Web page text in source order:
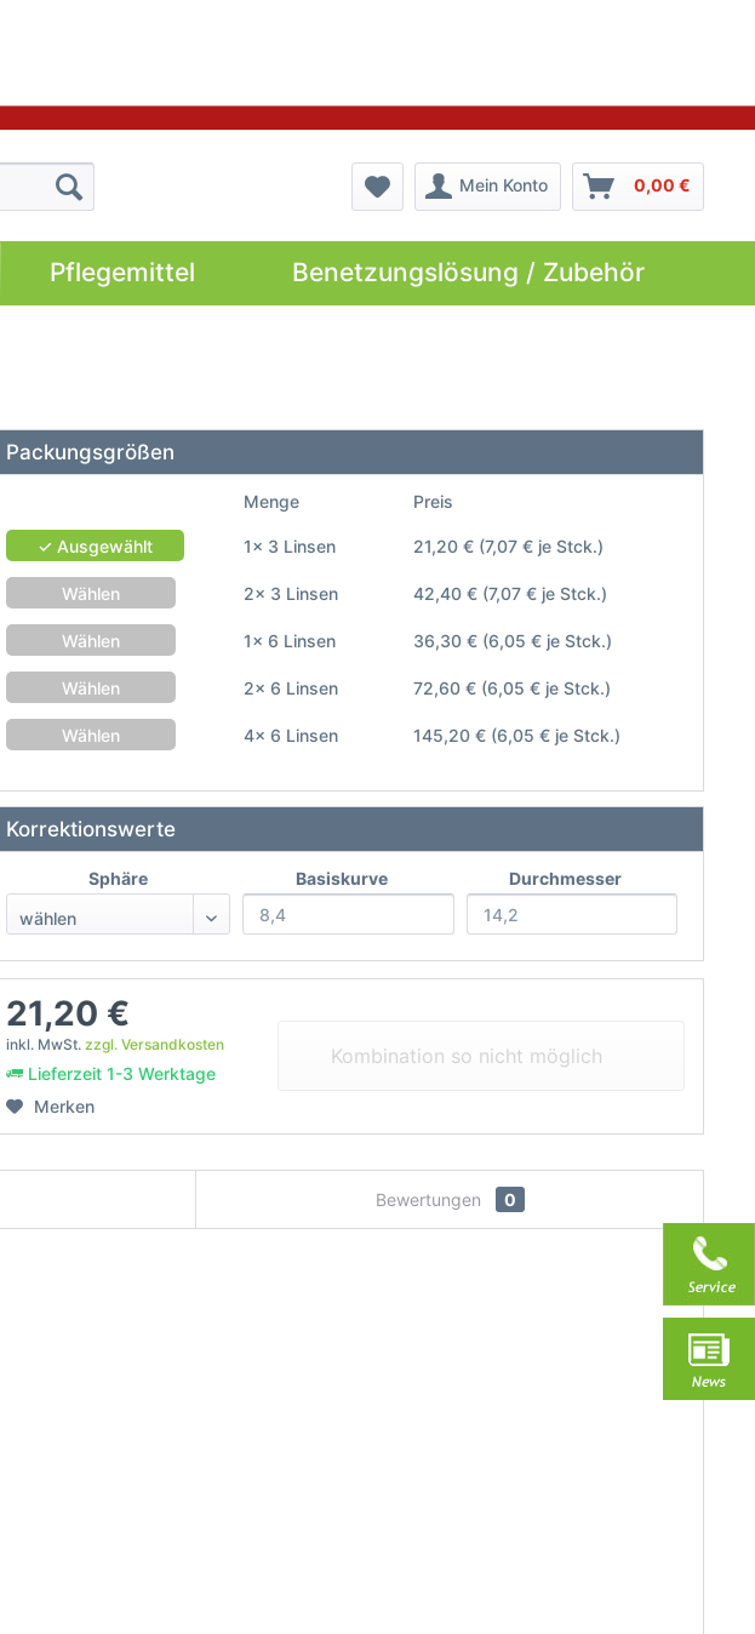
Mein Konto 0,00 €
Pflegemittel Benetzungslösung / Zubehör
Packungsgrößen
Menge Preis
✓ Ausgewählt 1x 3 Linsen 21,20 € (7,07 € je Stck.)
Wählen 2x 3 Linsen 42,40 € (7,07 € je Stck.)
Wählen 1x 6 Linsen 36,30 € (6,05 € je Stck.)
Wählen 2x 6 Linsen 72,60 € (6,05 € je Stck.)
Wählen 4x 6 Linsen 145,20 € (6,05 € je Stck.)
Korrektionswerte
Sphäre Basiskurve Durchmesser
21,20 €
inkl. MwSt. zzgl. Versandkosten
Lieferzeit 1-3 Werktage
Kombination so nicht möglich
Merken
Bewertungen 0